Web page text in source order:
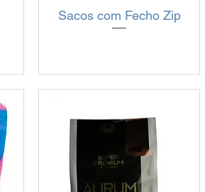
Visualização rápida
Sacos com Fecho Zip